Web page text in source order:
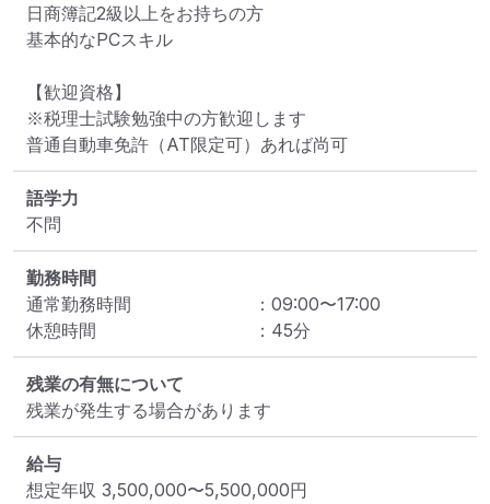
日商簿記2級以上をお持ちの方
基本的なPCスキル
【歓迎資格】
※税理士試験勉強中の方歓迎します
普通自動車免許（AT限定可）あれば尚可
語学力
不問
勤務時間
通常勤務時間
： 09:00〜17:00
休憩時間
： 45分
残業の有無について
残業が発生する場合があります
給与
想定年収 3,500,000〜5,500,000円